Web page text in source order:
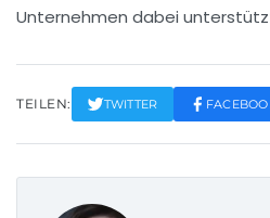
Unternehmen dabei
TEILEN: TWITTER